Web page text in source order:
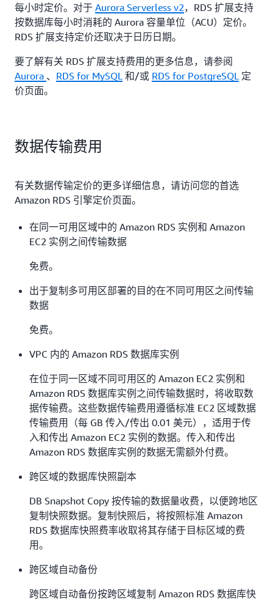
每小时定价。对于 Aurora Serverless v2，RDS 扩展支持
按数据库每小时消耗的 Aurora 容量单位（ACU）定价。
RDS 扩展支持定价还取决于日历日期。
要了解有关 RDS 扩展支持费用的更多信息，请参阅
Aurora 、 RDS for MySQL 和/或 RDS for PostgreSQL 定
价页面。
数据传输费用
有关数据传输定价的更多详细信息，请访问您的首选
Amazon RDS 引擎定价页面。
在同一可用区域中的 Amazon RDS 实例和 Amazon
EC2 实例之间传输数据
免费。
出于复制多可用区部署的目的在不同可用区之间传输
数据
免费。
VPC 内的 Amazon RDS 数据库实例
在位于同一区域不同可用区的 Amazon EC2 实例和
Amazon RDS 数据库实例之间传输数据时，将收取数
据传输费。这些数据传输费用遵循标准 EC2 区域数据
传输费用（每 GB 传入/传出 0.01 美元），适用于传
入和传出 Amazon EC2 实例的数据。传入和传出
Amazon RDS 数据库实例的数据无需额外付费。
跨区域的数据库快照副本
DB Snapshot Copy 按传输的数据量收费，以便跨地区
复制快照数据。复制快照后，将按照标准 Amazon
RDS 数据库快照费率收取将其存储于目标区域的费
用。
跨区域自动备份
跨区域自动备份按跨区域复制 Amazon RDS 数据库快